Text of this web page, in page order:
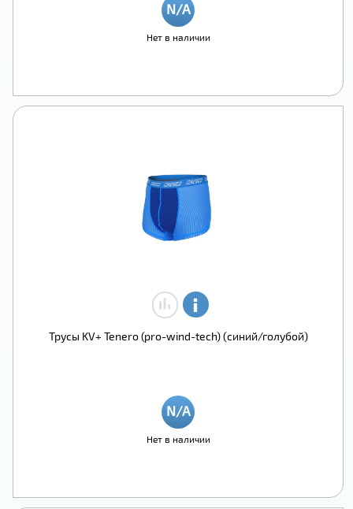
Нет в наличии
Трусы KV+ Tenero (pro-wind-tech) (синий/голубой)
Нет в наличии